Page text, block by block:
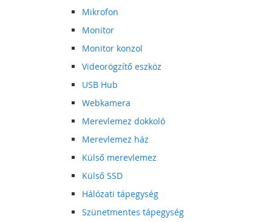
Mikrofon
Monitor
Monitor konzol
Videorögzítő eszköz
USB Hub
Webkamera
Merevlemez dokkoló
Merevlemez ház
Külső merevlemez
Külső SSD
Hálózati tápegység
Szünetmentes tápegység